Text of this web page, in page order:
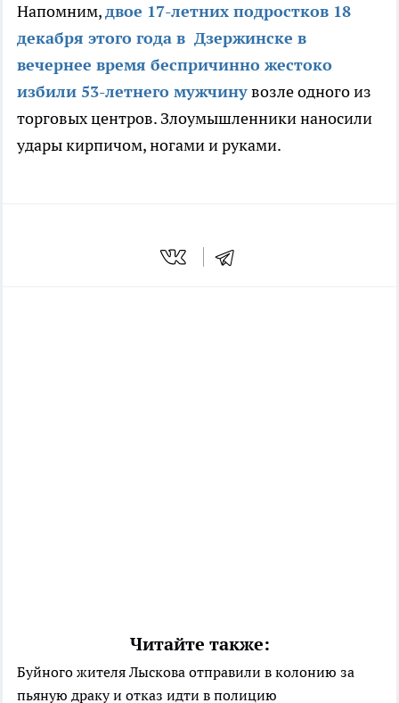
Напомним,двое 17-летних подростков 18
декабря этого года в Дзержинске в
вечернее время беспричинно жестоко
избили 53-летнего мужчинувозле одного из
торговых центров. Злоумышленники наносили
удары кирпичом, ногами и руками.
Читайте также:
Буйного жителя Лыскова отправили в колонию за
пьяную драку и отказ идти в полицию